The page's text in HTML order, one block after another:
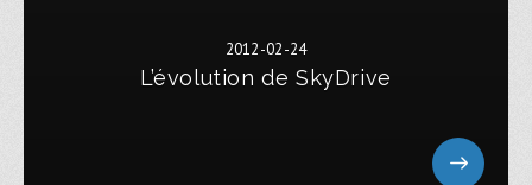
2012-02-24
L’évolution de SkyDrive